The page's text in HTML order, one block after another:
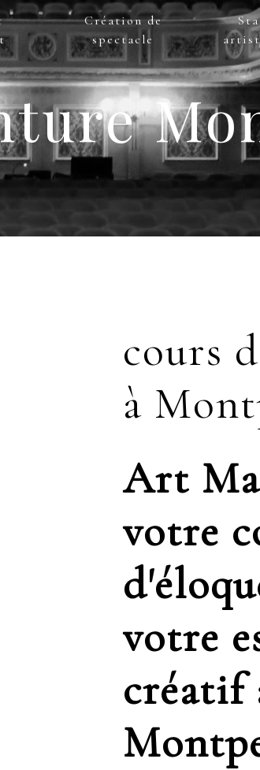
Création de
spectacle
cours
à
Art
votre
votre
créatif